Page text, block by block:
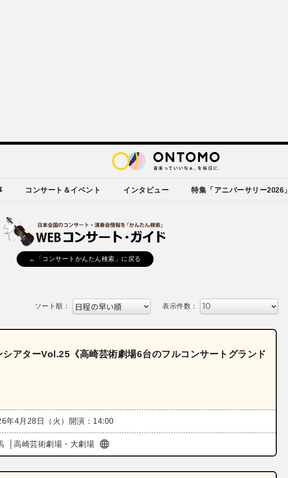
コンサート＆イベント インタビュー 特集「アニバーサリー2026」
←「コンサートかんたん検索」に戻る
ソート順： 表示件数：
アターVol.25《高崎芸術劇場6台のフルコンサートグランド
年4月28日（火） 開演：14:00
高崎芸術劇場・大劇場